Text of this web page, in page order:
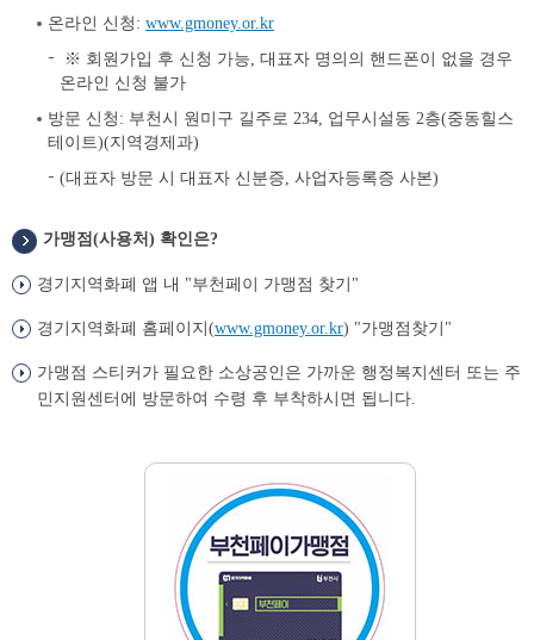
온라인 신청: www.gmoney.or.kr
※ 회원가입 후 신청 가능, 대표자 명의의 핸드폰이 없을 경우
온라인 신청 불가
방문 신청: 부천시 원미구 길주로 234, 업무시설동 2층(중동힐스
테이트)(지역경제과)
(대표자 방문 시 대표자 신분증, 사업자등록증 사본)
가맹점(사용처) 확인은?
경기지역화폐 앱 내 "부천페이 가맹점 찾기"
경기지역화폐 홈페이지(www.gmoney.or.kr) "가맹점찾기"
가맹점 스티커가 필요한 소상공인은 가까운 행정복지센터 또는 주
민지원센터에 방문하여 수령 후 부착하시면 됩니다.